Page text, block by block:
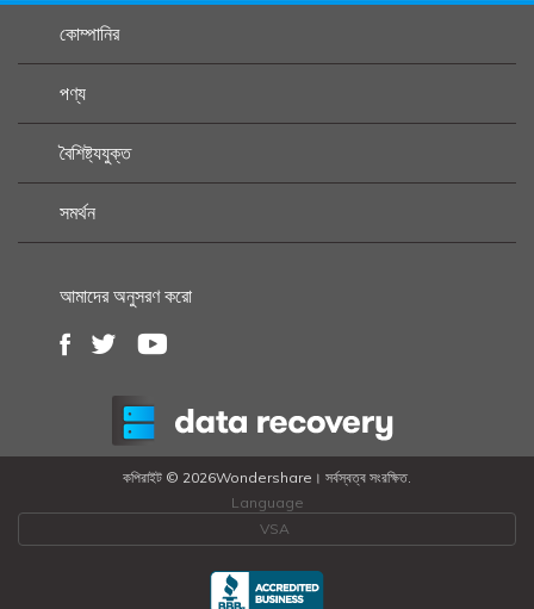
কোম্পানির
পণ্য
বৈশিষ্ট্যযুক্ত
সমর্থন
আমাদের অনুসরণ করো
কপিরাইট © 2026Wondershare। সর্বস্বত্ব সংরক্ষিত.
Language
VSA